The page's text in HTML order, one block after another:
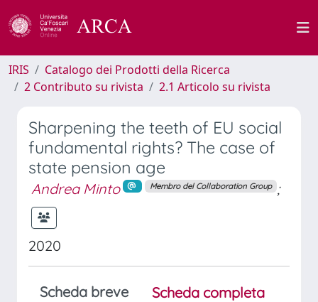
IRIS
Catalogo dei Prodotti della Ricerca
2 Contributo su rivista
2.1 Articolo su rivista
Sharpening the teeth of EU social
fundamental rights? The case of
state pension age
Andrea Minto Membro del Collaboration Group ;
2020
Scheda breve
Scheda completa